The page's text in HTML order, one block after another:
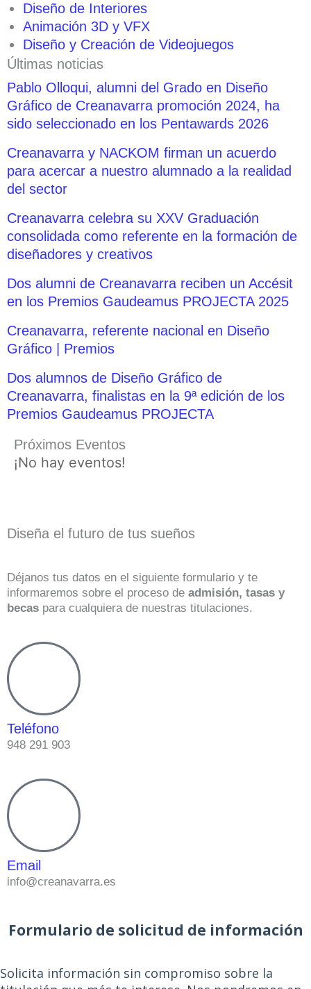
Diseño de Interiores
Animación 3D y VFX
Diseño y Creación de Videojuegos
Últimas noticias
Pablo Olloqui, alumni del Grado en Diseño
Gráfico de Creanavarra promoción 2024, ha
sido seleccionado en los Pentawards 2026
Creanavarra y NACKOM firman un acuerdo
para acercar a nuestro alumnado a la realidad
del sector
Creanavarra celebra su XXV Graduación
consolidada como referente en la formación de
diseñadores y creativos
Dos alumni de Creanavarra reciben un Accésit
en los Premios Gaudeamus PROJECTA 2025
Creanavarra, referente nacional en Diseño
Gráfico | Premios
Dos alumnos de Diseño Gráfico de
Creanavarra, finalistas en la 9ª edición de los
Premios Gaudeamus PROJECTA
Próximos Eventos
¡No hay eventos!
Diseña el futuro de tus sueños
Déjanos tus datos en el siguiente formulario y te
informaremos sobre el proceso de admisión, tasas y
becas para cualquiera de nuestras titulaciones.
Teléfono
948 291 903
Email
info@creanavarra.es